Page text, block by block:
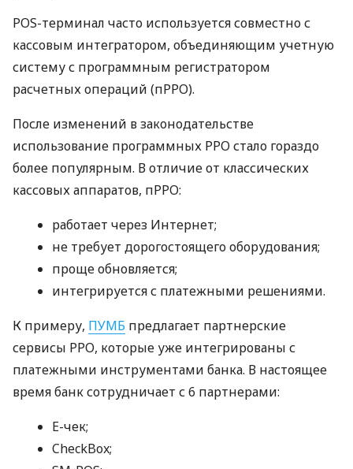
POS-терминал часто используется совместно с
кассовым интегратором, объединяющим учетную
систему с программным регистратором
расчетных операций (пРРО).
После изменений в законодательстве
использование программных РРО стало гораздо
более популярным. В отличие от классических
кассовых аппаратов, пРРО:
работает через Интернет;
не требует дорогостоящего оборудования;
проще обновляется;
интегрируется с платежными решениями.
К примеру, ПУМБ предлагает партнерские
сервисы РРО, которые уже интегрированы с
платежными инструментами банка. В настоящее
время банк сотрудничает с 6 партнерами:
E-чек;
CheckBox;